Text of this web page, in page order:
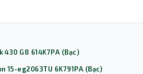
430 G8 614K7PA (Bạc)
15-eg2063TU 6K791PA (Bạc)